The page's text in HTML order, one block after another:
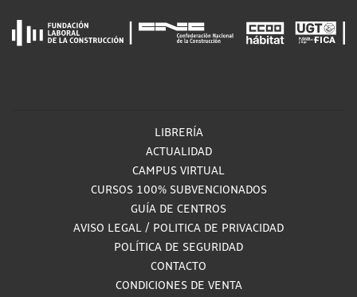
LIBRERÍA
ACTUALIDAD
CAMPUS VIRTUAL
CURSOS 100% SUBVENCIONADOS
GUÍA DE CENTROS
AVISO LEGAL / POLITICA DE PRIVACIDAD
POLÍTICA DE SEGURIDAD
CONTACTO
CONDICIONES DE VENTA